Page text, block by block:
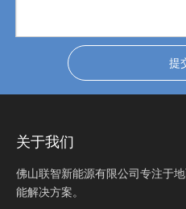
提
关于我们
佛山联智新能源有限公司专注于
能解决方案。